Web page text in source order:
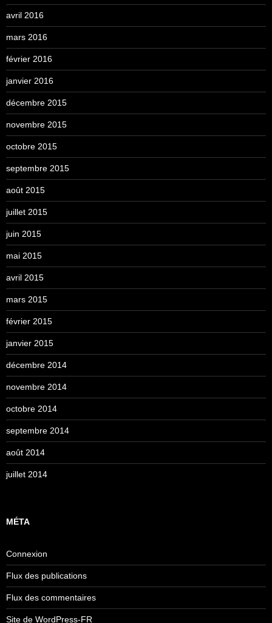
avril 2016
mars 2016
février 2016
janvier 2016
décembre 2015
novembre 2015
octobre 2015
septembre 2015
août 2015
juillet 2015
juin 2015
mai 2015
avril 2015
mars 2015
février 2015
janvier 2015
décembre 2014
novembre 2014
octobre 2014
septembre 2014
août 2014
juillet 2014
MÉTA
Connexion
Flux des publications
Flux des commentaires
Site de WordPress-FR